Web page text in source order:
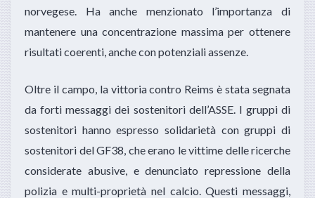
norvegese. Ha anche menzionato l’importanza di
mantenere una concentrazione massima per ottenere
risultati coerenti, anche con potenziali assenze.
Oltre il campo, la vittoria contro Reims è stata segnata
da forti messaggi dei sostenitori dell’ASSE. I gruppi di
sostenitori hanno espresso solidarietà con gruppi di
sostenitori del GF38, che erano le vittime delle ricerche
considerate abusive, e denunciato repressione della
polizia e multi-proprietà nel calcio. Questi messaggi,